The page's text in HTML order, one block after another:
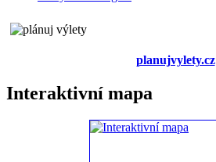
planujvylety.cz
Interaktivní mapa